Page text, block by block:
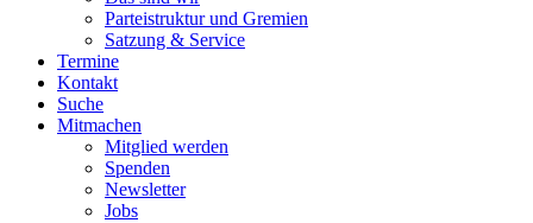
Parteistruktur und Gremien
Satzung & Service
Termine
Kontakt
Suche
Mitmachen
Mitglied werden
Spenden
Newsletter
Jobs